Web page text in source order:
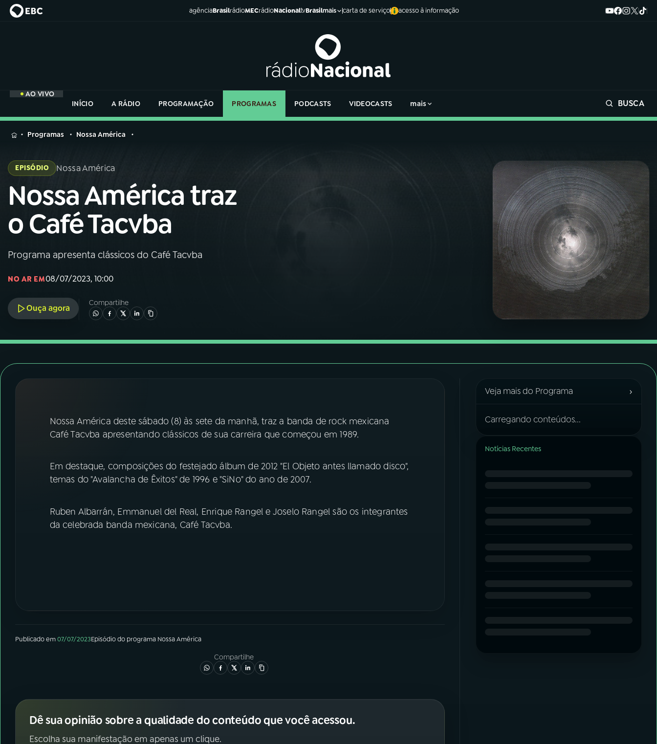
agênciaBrasilrádioMECrádioNacionaltvBrasilmais carta de serviço acesso à informação
AO VIVO
INÍCIO
A RÁDIO PROGRAMAÇÃO PROGRAMAS PODCASTS VIDEOCASTS mais BUSCA
MENU
Buscar
na
Rádio
Nacional
AO VIVO
02A RÁDIO
03PROGRAMAÇÃO
04PROGRAMAS
ÚLTIMAS
FESTIVAL DE MÚSICA
YouTube Facebook
na
Rádio
Programas Nossa América
EPISÓDIO Nossa América
Nossa América traz
o Café Tacvba
Programa apresenta clássicos do Café Tacvba
NO AR EM08/07/2023, 10:00
Ouça agora
Compartilhe
Nossa América deste sábado (8) às sete da manhã, traz a banda de rock mexicana
Café Tacvba apresentando clássicos de sua carreira que começou em 1989.
Em destaque, composições do festejado álbum de 2012 "El Objeto antes llamado disco",
temas do "Avalancha de Êxitos" de 1996 e "SiNo" do ano de 2007.
Ruben Albarrán, Emmanuel del Real, Enrique Rangel e Joselo Rangel são os integrantes
da celebrada banda mexicana, Café Tacvba.
Publicado em07/07/2023Episódiodo programa Nossa América
Compartilhe
Dê sua opinião sobre a qualidade do conteúdo que você acessou.
Escolha sua manifestação em apenas um clique.
Veja mais do Programa ›
Carregando conteúdos...
Notícias Recentes